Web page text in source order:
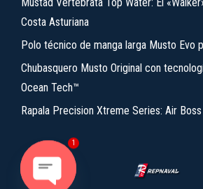
Costa Asturiana
Polo técnico de manga larga Musto Evo
Chubasquero Musto Original con
Ocean Tech™
Rapala Precision Xtreme Series: Air
1